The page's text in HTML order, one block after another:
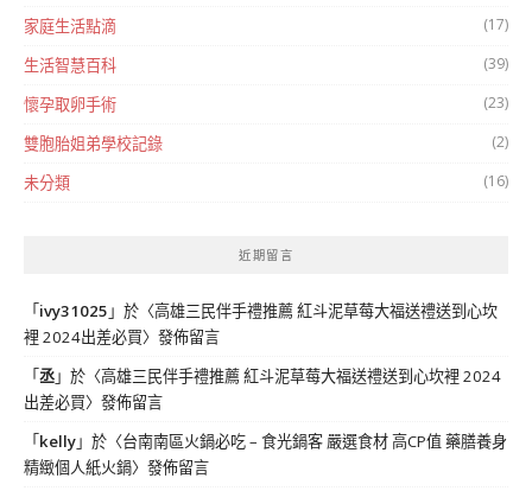
家庭生活點滴 (17)
生活智慧百科 (39)
懷孕取卵手術 (23)
雙胞胎姐弟學校記錄 (2)
未分類 (16)
近期留言
「 ivy31025 」於〈高雄三民伴手禮推薦 紅斗泥草莓大福送禮送到心坎
裡 2024出差必買〉發佈留言
「丞」於〈高雄三民伴手禮推薦 紅斗泥草莓大福送禮送到心坎裡 2024
出差必買〉發佈留言
「 kelly」於〈台南南區火鍋必吃 – 食光鍋客 嚴選食材 高CP值 藥膳養身
精緻個人紙火鍋〉發佈留言